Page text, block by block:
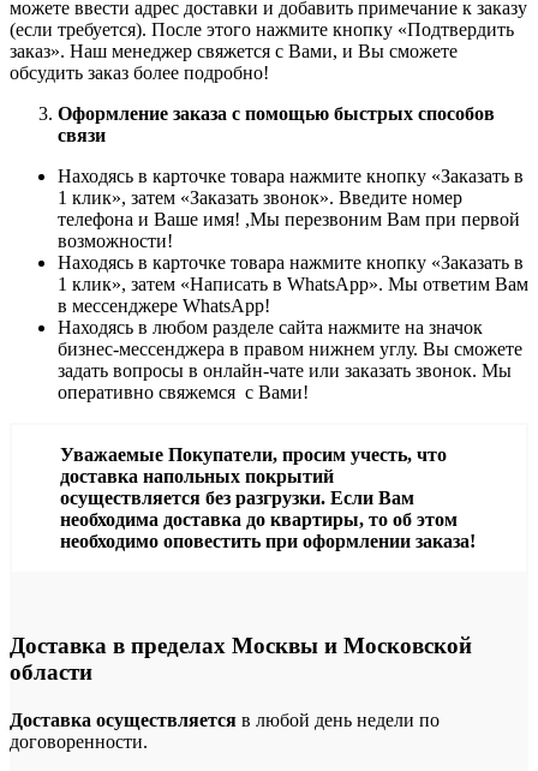
можете ввести адрес доставки и добавить примечание к заказу
(если требуется). После этого нажмите кнопку «Подтвердить
заказ». Наш менеджер свяжется с Вами, и Вы сможете
обсудить заказ более подробно!
Оформление заказа с помощью быстрых способов
связи
Находясь в карточке товара нажмите кнопку «Заказать в
1 клик», затем «Заказать звонок». Введите номер
телефона и Ваше имя! ,Мы перезвоним Вам при первой
возможности!
Находясь в карточке товара нажмите кнопку «Заказать в
1 клик», затем «Написать в WhatsApp». Мы ответим Вам
в месcенджере WhatsApp!
Находясь в любом разделе сайта нажмите на значок
бизнес-мессенджера в правом нижнем углу. Вы сможете
задать вопросы в онлайн-чате или заказать звонок. Мы
оперативно свяжемся с Вами!
Уважаемые Покупатели, просим учесть, что
доставка напольных покрытий
осуществляется без разгрузки. Если Вам
необходима доставка до квартиры, то об этом
необходимо оповестить при оформлении заказа!
Доставка в пределах Москвы и Московской
области
Доставка осуществляется в любой день недели по
договоренности.